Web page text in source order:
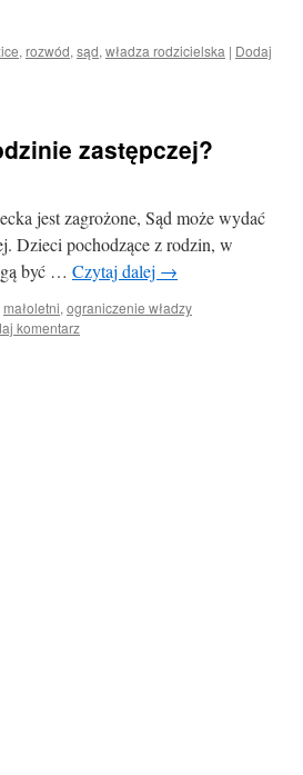
, rozwód, sąd, władza rodzicielska | Dodaj
zastępczej?
jest zagrożone, Sąd może wydać
Dzieci pochodzące z rodzin, w
być … Czytaj dalej →
małoletni, ograniczenie władzy
komentarz